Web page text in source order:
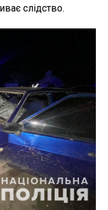
слідство.